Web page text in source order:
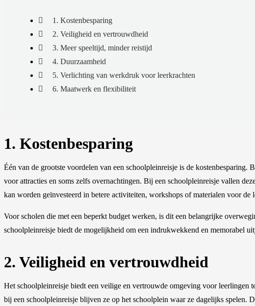
1. Kostenbesparing
2. Veiligheid en vertrouwdheid
3. Meer speeltijd, minder reistijd
4. Duurzaamheid
5. Verlichting van werkdruk voor leerkrachten
6. Maatwerk en flexibiliteit
1. Kostenbesparing
Één van de grootste voordelen van een schoolpleinreisje is de kostenbesparing.
voor attracties en soms zelfs overnachtingen. Bij een schoolpleinreisje vallen
kan worden geïnvesteerd in betere activiteiten, workshops of materialen voor
Voor scholen die met een beperkt budget werken, is dit een belangrijke
schoolpleinreisje biedt de mogelijkheid om een indrukwekkend en memorabel
2. Veiligheid en vertrouwdheid
Het schoolpleinreisje biedt een veilige en vertrouwde omgeving voor leerlingen
bij een schoolpleinreisje blijven ze op het schoolplein waar ze dagelijks spelen.